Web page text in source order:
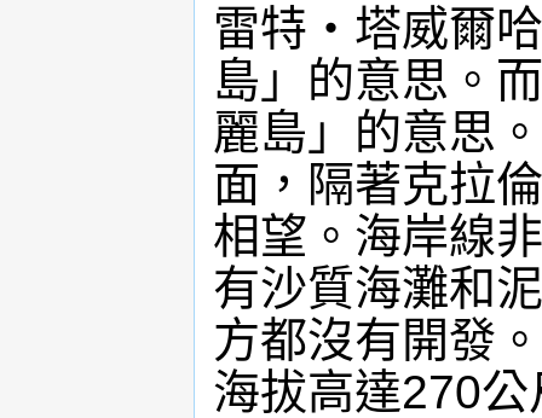
雷特‧塔威爾
島」的意思。
麗島」的意思
面，隔著克拉
相望。海岸線
有沙質海灘和
方都沒有開發
海拔高達270